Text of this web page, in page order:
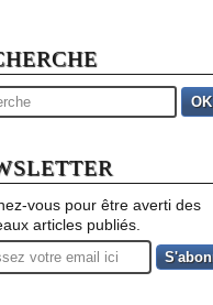
OK
vous pour être averti des
articles publiés.